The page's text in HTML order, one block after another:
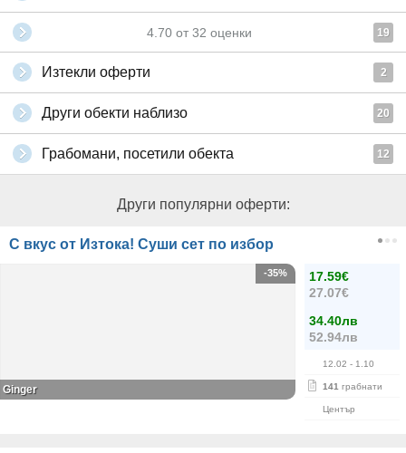
4.70 от 32 оценки 19
Изтекли оферти 2
Други обекти наблизо 20
Грабомани, посетили обекта 12
Други популярни оферти:
С вкус от Изтока! Суши сет по избор
17.59€
27.07€
34.40лв
52.94лв
12.02 - 1.10
141 грабнати
Център
-35%
Ginger